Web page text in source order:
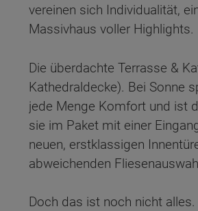
vereinen sich Individualität,
Massivhaus voller Highlights.
Die überdachte Terrasse &
Kathedraldecke). Bei Sonne
jede Menge Komfort und ist
sie im Paket mit einer
neuen, erstklassigen
abweichenden
Doch das ist noch nicht